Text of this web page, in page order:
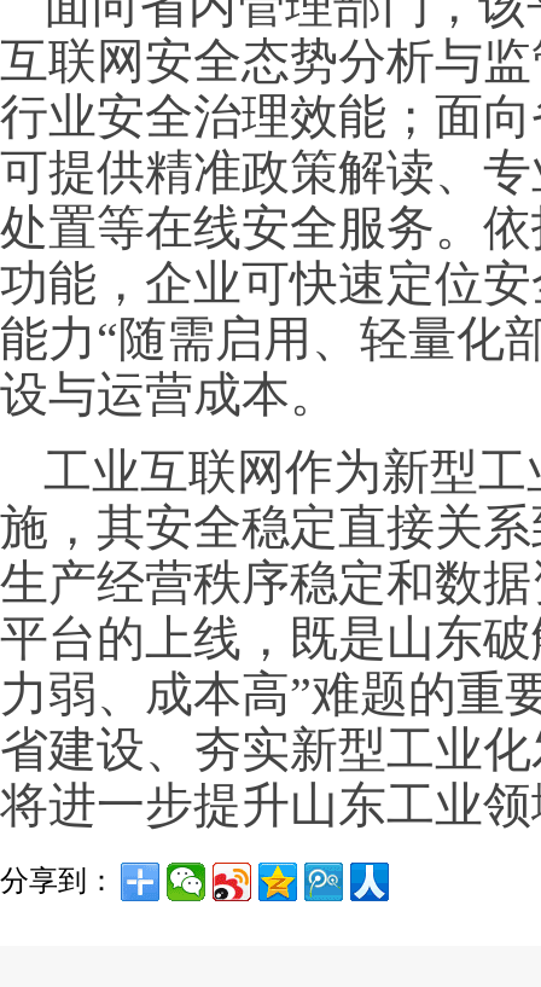
互联网安全态势分析与
行业安全治理效能；面
可提供精准政策解读、
处置等在线安全服务。
功能，企业可快速定位
能力“随需启用、轻量化
设与运营成本。
工业互联网作为新型
施，其安全稳定直接关
生产经营秩序稳定和数
平台的上线，既是山东
力弱、成本高”难题的重
省建设、夯实新型工业
将进一步提升山东工业
分享到：